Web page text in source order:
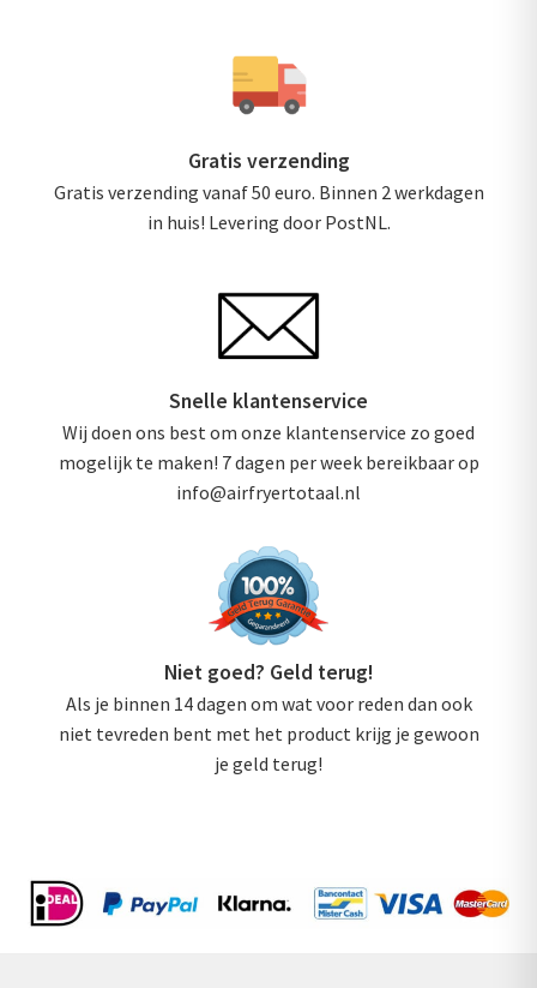
Gratis verzending
Gratis verzending vanaf 50 euro. Binnen 2 werkdagen
in huis! Levering door PostNL.
Snelle klantenservice
Wij doen ons best om onze klantenservice zo goed
mogelijk te maken! 7 dagen per week bereikbaar op
info@airfryertotaal.nl
Niet goed? Geld terug!
Als je binnen 14 dagen om wat voor reden dan ook
niet tevreden bent met het product krijg je gewoon
je geld terug!